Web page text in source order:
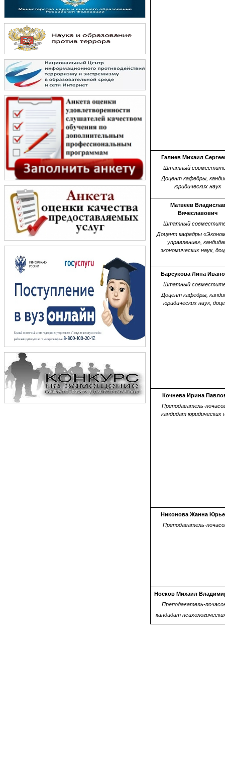
Галиев Михаил
Штатный
Доцент кафедры,
юридических наук
Матвеев Владислав
Вячеславович
Штатный
Доцент кафедры
управление»,
экономических наук,
Барсукова Лина
Штатный
Доцент кафедры,
юридических наук,
Кочнева Ирина
Преподаватель-
кандидат юридических
Никонова Жанна
Преподаватель-
Носков Михаил
Преподаватель-
кандидат